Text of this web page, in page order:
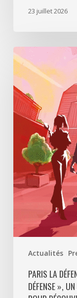
23 juillet 2026
Actualités
Paris
La
Défense
lance
«
Disparition
Défense
un
jeu
d’enquête
à
ciel
découvrir
PARIS LA
DÉFENSE »,